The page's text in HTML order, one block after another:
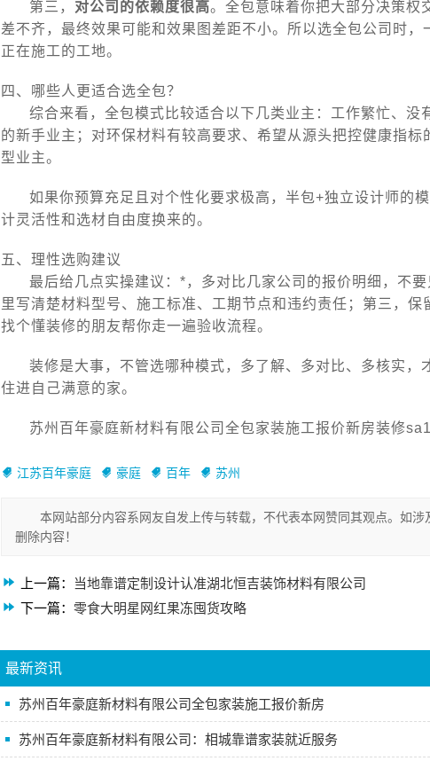
第三， 对公司的依赖度很高。全包意味着你把大部分决策权
差不齐，最终效果可能和效果图差距不小。所以选全包公司时
正在施工的工地。
四、哪些人更适合选全包？
综合来看，全包模式比较适合以下几类业主：工作繁忙、
的新手业主；对环保材料有较高要求、希望从源头把控健康指
型业主。
如果你预算充足且对个性化要求极高，半包+独立设计师的
计灵活性和选材自由度换来的。
五、理性选购建议
最后给几点实操建议：*，多对比几家公司的报价明细，不
里写清楚材料型号、施工标准、工期节点和违约责任；第三，
找个懂装修的朋友帮你走一遍验收流程。
装修是大事，不管选哪种模式，多了解、多对比、多核实，
住进自己满意的家。
苏州百年豪庭新材料有限公司全包家装施工报价新房装修
江苏百年豪庭 豪庭 百年 苏州
本网站部分内容系网友自发上传与转载，不代表本网赞同其观点。如
删除内容！
上一篇：
当地靠谱定制设计认准湖北恒吉装饰材料有限公司
下一篇： 零食大明星网红果冻囤货攻略
最新资讯
苏州百年豪庭新材料有限公司全包家装施工报价新房
苏州百年豪庭新材料有限公司：相城靠谱家装就近服务